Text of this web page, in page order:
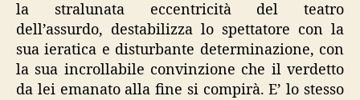
la stralunata eccentricità del teatro
dell’assurdo, destabilizza lo spettatore con la
sua ieratica e disturbante determinazione, con
la sua incrollabile convinzione che il verdetto
da lei emanato alla fine si compirà. E’ lo stesso